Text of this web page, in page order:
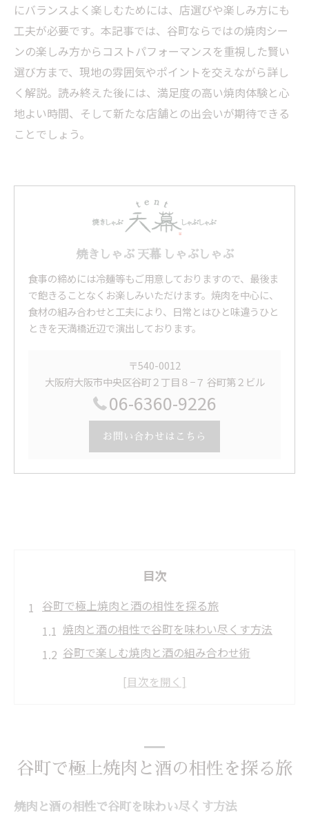
にバランスよく楽しむためには、店選びや楽しみ方にも
工夫が必要です。本記事では、谷町ならではの焼肉シー
ンの楽しみ方からコストパフォーマンスを重視した賢い
選び方まで、現地の雰囲気やポイントを交えながら詳し
く解説。読み終えた後には、満足度の高い焼肉体験と心
地よい時間、そして新たな店舗との出会いが期待できる
ことでしょう。
焼きしゃぶ 天幕 しゃぶしゃぶ
食事の締めには冷麺等もご用意しておりますので、最後ま
で飽きることなくお楽しみいただけます。焼肉を中心に、
食材の組み合わせと工夫により、日常とはひと味違うひと
ときを天満橋近辺で演出しております。
〒540-0012
大阪府大阪市中央区谷町２丁目８−７ 谷町第２ビル
06-6360-9226
お問い合わせはこちら
目次
谷町で極上焼肉と酒の相性を探る旅
焼肉と酒の相性で谷町を味わい尽くす方法
谷町で楽しむ焼肉と酒の組み合わせ術
焼肉と酒の魅力を谷町で感じる瞬間とは
谷町で焼肉と酒の新しい発見に出会う旅
焼肉好き必見！谷町で酒と味わう贅沢
谷町で味わう焼肉と酒の充実した時間
谷町で極上焼肉と酒の相性を探る旅
焼肉と酒の相性で谷町を味わい尽くす方法